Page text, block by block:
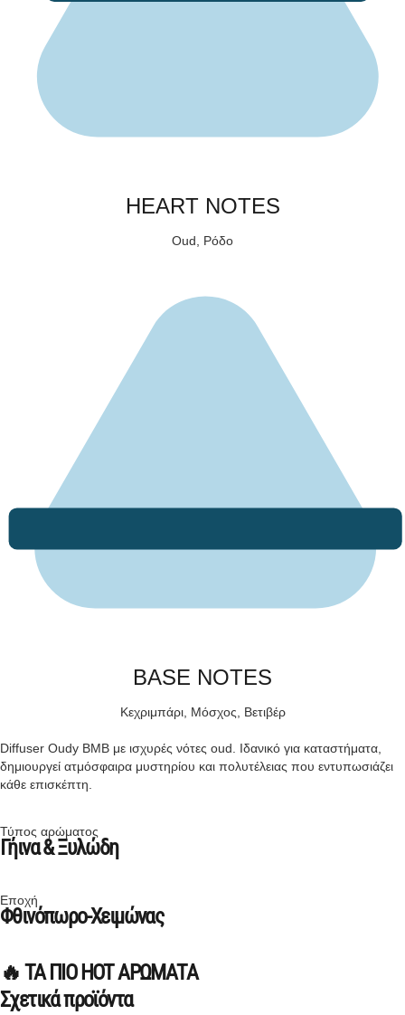
HEART NOTES
Oud, Ρόδο
BASE NOTES
Κεχριμπάρι, Μόσχος, Βετιβέρ
Diffuser Oudy BMB με ισχυρές νότες oud. Ιδανικό για καταστήματα,
δημιουργεί ατμόσφαιρα μυστηρίου και πολυτέλειας που εντυπωσιάζει
κάθε επισκέπτη.
Τύπος αρώματος
Γήινα & Ξυλώδη
Εποχή
Φθινόπωρο-Χειμώνας
🔥 ΤΑ ΠΙΟ HOT ΑΡΩΜΑΤΑ
Σχετικά προϊόντα